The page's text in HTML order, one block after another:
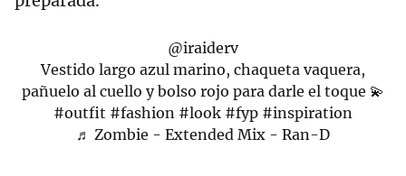
@iraiderv
Vestido largo azul marino, chaqueta vaquera,
pañuelo al cuello y bolso rojo para darle el toque 💫
#outfit #fashion #look #fyp #inspiration
♬ Zombie - Extended Mix - Ran-D